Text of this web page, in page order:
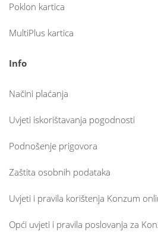
Poklon kartica
MultiPlus kartica
Info
Načini plaćanja
Uvjeti iskorištavanja pogodnosti
Podnošenje prigovora
Zaštita osobnih podataka
Uvjeti i pravila korištenja Konzum
Opći uvjeti i pravila poslovanja za